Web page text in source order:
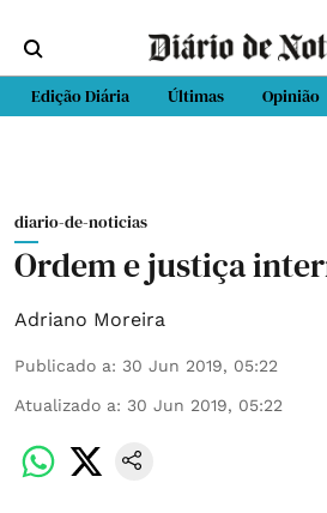
Edição Diária Últimas Opinião
diario-de-noticias
Ordem e justiça
Adriano Moreira
Publicado a: 30 Jun 2019, 05:22
Atualizado a: 30 Jun 2019, 05:22